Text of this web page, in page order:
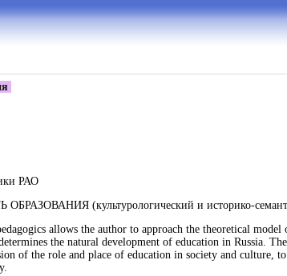
РАО
(культурологический и историко-
allows the author to approach the theoretical model
the natural development of education in Russia.
of the role and place of education in society and culture,